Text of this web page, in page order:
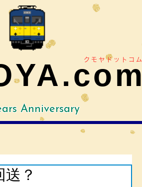
クモヤドットコム
Anniversary
？